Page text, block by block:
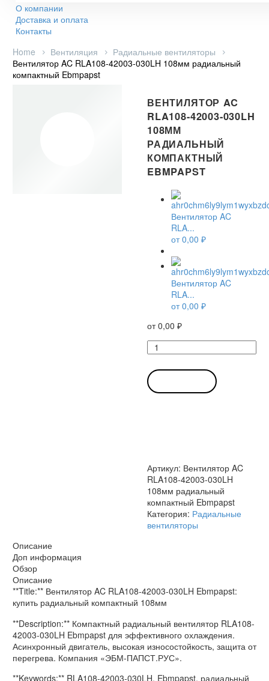
О компании
Доставка и оплата
Контакты
Home
Вентиляция
Радиальные вентиляторы
Вентилятор AC RLA108-42003-030LH 108мм радиальный
компактный Ebmpapst
ВЕНТИЛЯТОР AC
RLA108-42003-030LH
108ММ
РАДИАЛЬНЫЙ
КОМПАКТНЫЙ
EBMPAPST
Вентилятор AC
RLA...
от0,00 ₽
Вентилятор AC
RLA...
от0,00 ₽
от0,00 ₽
Количество
товара
Вентилятор
AC
RLA108-
Артикул: Вентилятор AC
RLA108-42003-030LH
108мм радиальный
компактный Ebmpapst
Категория: Радиальные
вентиляторы
Описание
Доп информация
Обзор
Описание
**Title:** Вентилятор AC RLA108-42003-030LH Ebmpapst:
купить радиальный компактный 108мм
**Description:** Компактный радиальный вентилятор RLA108-
42003-030LH Ebmpapst для эффективного охлаждения.
Асинхронный двигатель, высокая износостойкость, защита от
перегрева. Компания «ЭБМ-ПАПСТ.РУС».
**Keywords:** RLA108-42003-030LH, Ebmpapst, радиальный